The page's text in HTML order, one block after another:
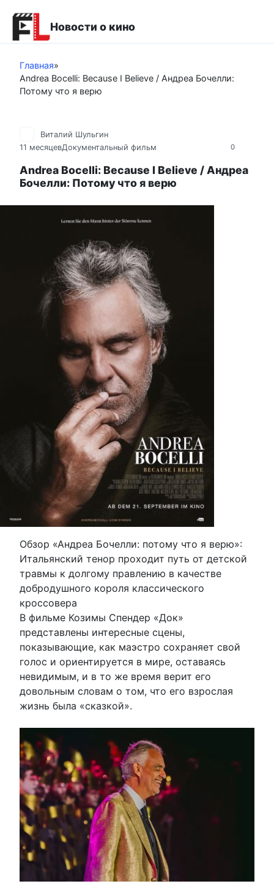
контенту
Новости о кино
Главная»
Andrea Bocelli: Because I Believe / Андреа Бочелли:
Потому что я верю
0
Виталий Шульгин
11 месяцевДокументальный фильм
Andrea Bocelli: Because I Believe / Андреа
Бочелли: Потому что я верю
Обзор «Андреа Бочелли: потому что я верю»:
Итальянский тенор проходит путь от детской
травмы к долгому правлению в качестве
добродушного короля классического
кроссовера
В фильме Козимы Спендер «Док»
представлены интересные сцены,
показывающие, как маэстро сохраняет свой
голос и ориентируется в мире, оставаясь
невидимым, и в то же время верит его
довольным словам о том, что его взрослая
жизнь была «сказкой».